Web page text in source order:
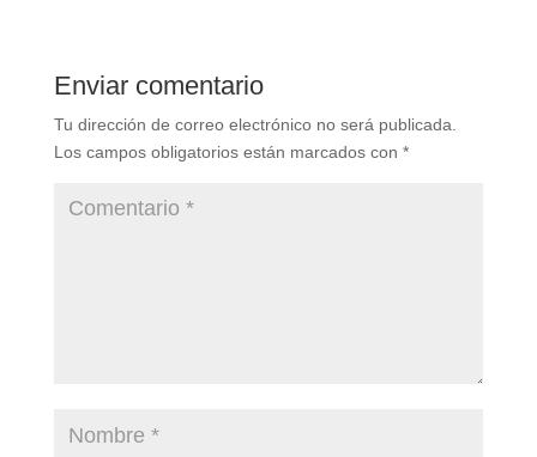
Enviar comentario
Tu dirección de correo electrónico no será publicada.
Los campos obligatorios están marcados con *